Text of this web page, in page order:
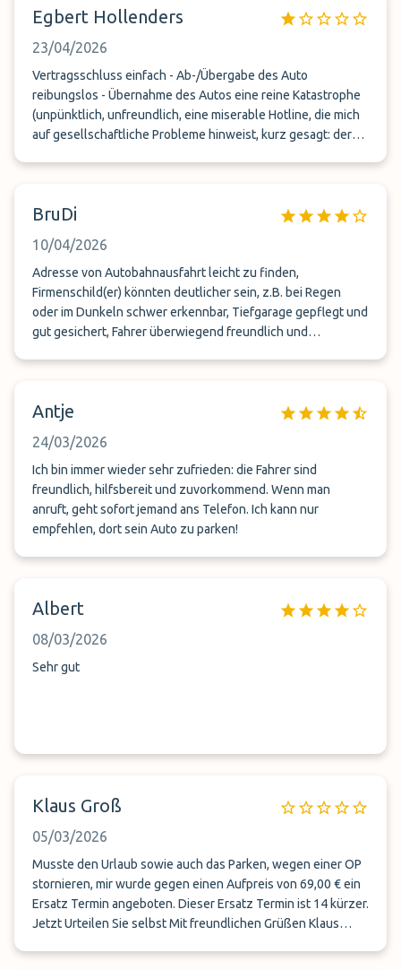
Egbert Hollenders
23/04/2026
Vertragsschluss einfach - Ab-/Übergabe des Auto
reibungslos - Übernahme des Autos eine reine Katastrophe
(unpünktlich, unfreundlich, eine miserable Hotline, die mich
auf gesellschaftliche Probleme hinweist, kurz gesagt: der
BruDi
10/04/2026
Adresse von Autobahnausfahrt leicht zu finden,
Firmenschild(er) könnten deutlicher sein, z.B. bei Regen
oder im Dunkeln schwer erkennbar, Tiefgarage gepflegt und
gut gesichert, Fahrer überwiegend freundlich und
Antje
24/03/2026
Ich bin immer wieder sehr zufrieden: die Fahrer sind
freundlich, hilfsbereit und zuvorkommend. Wenn man
anruft, geht sofort jemand ans Telefon. Ich kann nur
empfehlen, dort sein Auto zu parken!
Albert
08/03/2026
Sehr gut
Klaus Groß
05/03/2026
Musste den Urlaub sowie auch das Parken, wegen einer OP
stornieren, mir wurde gegen einen Aufpreis von 69,00 € ein
Ersatz Termin angeboten. Dieser Ersatz Termin ist 14 kürzer.
Jetzt Urteilen Sie selbst Mit freundlichen Grüßen Klaus